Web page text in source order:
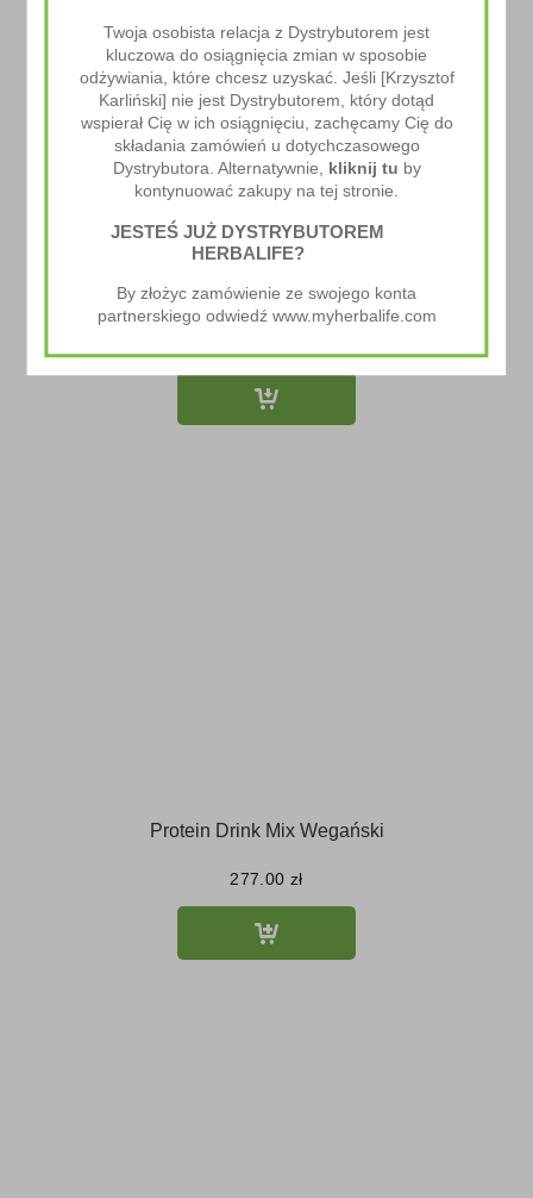
Tri Blend Select
Protein Drink Mix Wegański
277.00 zł
Twoja osobista relacja z Dystrybutorem jest
kluczowa do osiągnięcia zmian w sposobie
odżywiania, które chcesz uzyskać. Jeśli [Krzysztof
Karliński] nie jest Dystrybutorem, który dotąd
wspierał Cię w ich osiągnięciu, zachęcamy Cię do
składania zamówień u dotychczasowego
Dystrybutora. Alternatywnie, kliknij tu by
kontynuować zakupy na tej stronie.
JESTEŚ JUŻ DYSTRYBUTOREM
HERBALIFE?
By złożyc zamówienie ze swojego konta
partnerskiego odwiedź www.myherbalife.com